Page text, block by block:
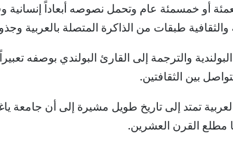
أو خمسمئة عام وتحمل نصوصه أبعاداً إنسانية
طبقات من الذاكرة المتصلة بالعربية
والترجمة إلى القارئ البولندي بوصفه
بين الثقافتين.
العربية تمتد إلى تاريخ طويل مشيرة إلى أن جامعة
مطلع القرن العشرين.